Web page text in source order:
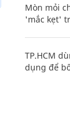
Mòn mỏi
'mắc kẹt'
TP.HCM
dụng để